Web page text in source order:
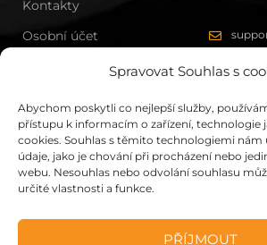
Spravovat Souhlas s
Abychom poskytli co nejlepší služby,
přístupu k informacím o zařízení, technologie
cookies. Souhlas s těmito technologiemi
údaje, jako je chování při procházení nebo
webu. Nesouhlas nebo odvolání souhlasu
určité vlastnosti a funkce.
PŘÍJMOUT
Kontakty
Osobní účet
All rights reserved by